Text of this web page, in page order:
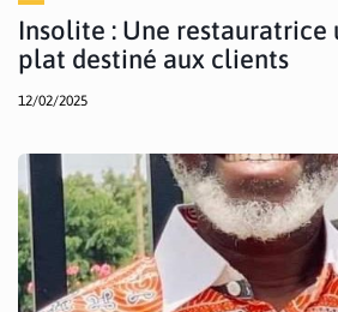
Insolite : Une restauratrice
plat destiné aux clients
12/02/2025